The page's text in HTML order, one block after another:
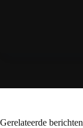
Gerelateerde berichten